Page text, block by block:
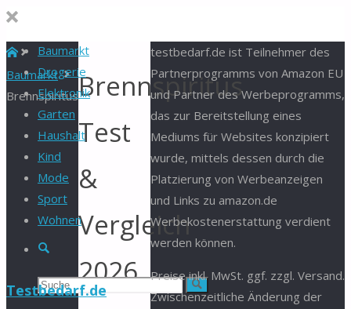
Baumarkt
Drogerie
Elektronik
Garten
Haushalt
Kind
Mode
Sport
Wohnen
Suche
Suchen Suche
Testbedarf.de
Start
Baumarkt
BrennspiritusBrennspiritus
Test
&
Vergleich
2026
testbedarf.de ist Teilnehmer des
Partnerprogramms von Amazon EU
und Partner des Werbeprogramms,
das zur Bereitstellung eines
Mediums für Websites konzipiert
wurde, mittels dessen durch die
Platzierung von Werbeanzeigen
und Links zu amazon.de
Werbekostenerstattung verdient
werden können.
Preise inkl. MwSt. ggf. zzgl. Versand.
Zwischenzeitliche Änderung der